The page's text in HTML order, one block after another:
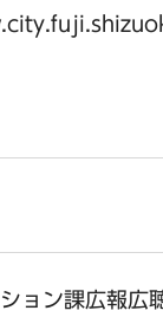
ョン課広報広